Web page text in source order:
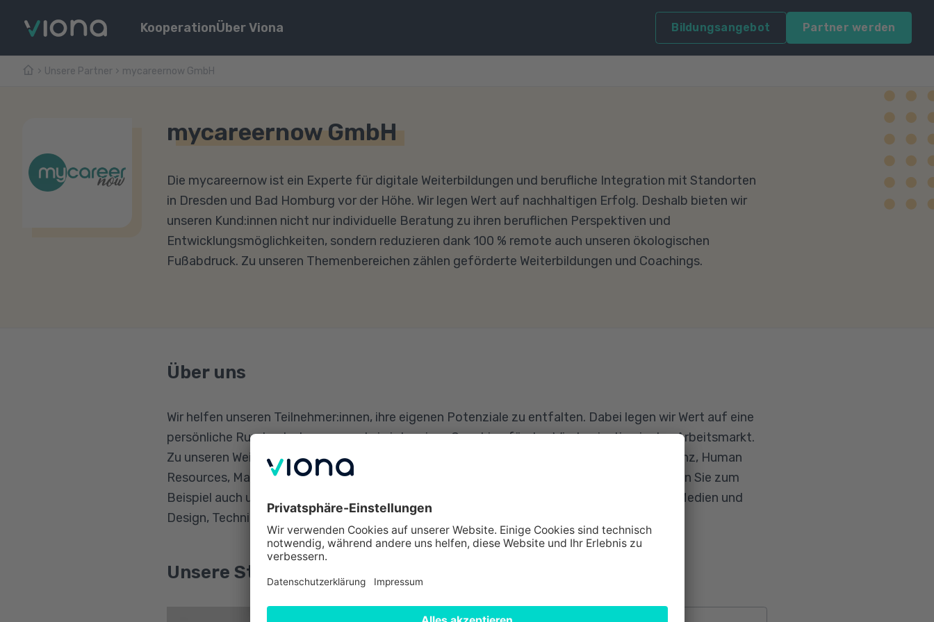
KooperationÜber Viona Bildungsangebot Partner werden
Unsere Partner mycareernow GmbH
mycareernow GmbH
Die mycareernow ist ein Experte für digitale Weiterbildungen und berufliche Integration mit Standorten
in Dresden und Bad Homburg vor der Höhe. Wir legen Wert auf nachhaltigen Erfolg. Deshalb bieten wir
unseren Kund:innen nicht nur individuelle Beratung zu ihren beruflichen Perspektiven und
Entwicklungsmöglichkeiten, sondern reduzieren dank 100 % remote auch unseren ökologischen
Fußabdruck. Zu unseren Themenbereichen zählen geförderte Weiterbildungen und Coachings.
Über uns
Wir helfen unseren Teilnehmer:innen, ihre eigenen Potenziale zu entfalten. Dabei legen wir Wert auf eine
persönliche Rundumbetreuung und ein intensives Coaching für den Wiedereinstieg in den Arbeitsmarkt.
Zu unseren Weiterbildungsschwerpunkten zählen Projektmanagement, Künstliche Intelligenz, Human
Resources, Marketing und kaufmännisch sowie langfristig relevante Fähigkeiten. Entdecken Sie zum
Beispiel auch unsere AZAV-zertifzierten Bildungsangebote im Bereich IT und Informatik, Medien und
Design, Technik und Industrie sowie Energie und Umwelt.
Unsere Standorte im Überblick